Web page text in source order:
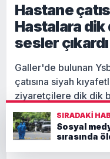
Hastane
Hastalara dik
sesler çıkardı
Galler'de bulunan
çatısına siyah
ziyaretçilere dik dik
Gillespie'ye 200
SIRADAKI
Sosyal
sırasında